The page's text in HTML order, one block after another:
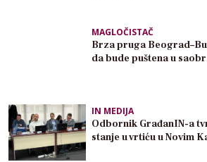
MAGLOČISTAČ
Brza pruga
da bude puštena u
IN MEDIJA
Odbornik GrađanIN-a
stanje u vrtiću u Novim